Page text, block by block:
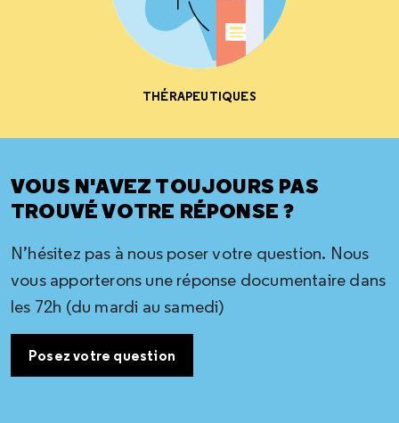
THÉRAPEUTIQUES
VOUS N'AVEZ TOUJOURS PAS
TROUVÉ VOTRE RÉPONSE ?
N’hésitez pas à nous poser votre question. Nous
vous apporterons une réponse documentaire dans
les 72h (du mardi au samedi)
Posez votre question